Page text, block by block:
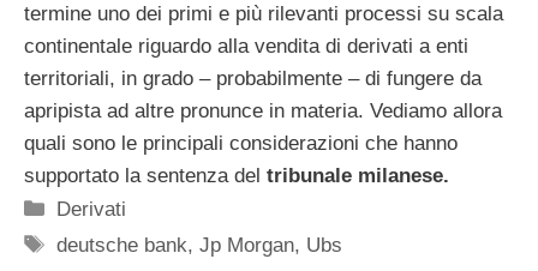
termine uno dei primi e più rilevanti processi su scala
continentale riguardo alla vendita di derivati a enti
territoriali, in grado – probabilmente – di fungere da
apripista ad altre pronunce in materia. Vediamo allora
quali sono le principali considerazioni che hanno
supportato la sentenza del tribunale milanese.
Categorie
Derivati
Tag
deutsche bank,Jp Morgan, Ubs